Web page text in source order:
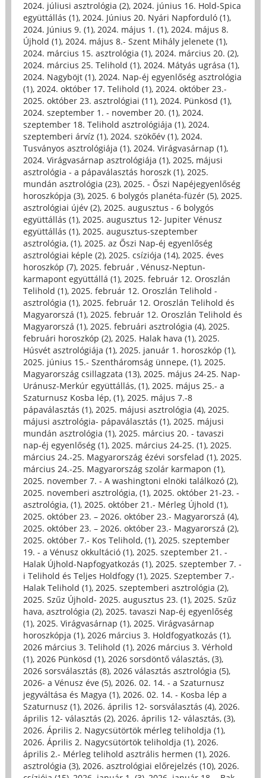
2024. júliusi asztrológia (2), 2024. június 16. Hold-Spica
együttállás (1), 2024. Június 20. Nyári Napforduló (1),
2024. Június 9. (1), 2024. május 1. (1), 2024. május 8.
Újhold (1), 2024. május 8.- Szent Mihály jelenete (1),
2024. március 15. asztrológia (1), 2024. március 20. (2),
2024. március 25. Telihold (1), 2024. Mátyás ugrása (1),
2024. Nagyböjt (1), 2024. Nap-éj egyenlőség asztrológia
(1), 2024. október 17. Telihold (1), 2024. október 23.-
2025. október 23. asztrológiai (11), 2024. Pünkösd (1),
2024. szeptember 1. - november 20. (1), 2024.
szeptember 18. Telihold asztrológiája (1), 2024.
szeptemberi árvíz (1), 2024. szökőév (1), 2024.
Tusványos asztrológiája (1), 2024. Virágvasárnap (1),
2024. Virágvasárnap asztrológiája (1), 2025, májusi
asztrológia - a pápaválasztás horoszk (1), 2025.
mundán asztrológia (23), 2025. - Őszi Napéjegyenlőség
horoszkópja (3), 2025. 6 bolygós planéta-füzér (5), 2025.
asztrológiai újév (2), 2025. augusztus - 6 bolygós
együttállás (1), 2025. augusztus 12- Jupiter Vénusz
együttállás (1), 2025. augusztus-szeptember
asztrológia, (1), 2025. az Őszi Nap-éj egyenlőség
asztrológiai képle (2), 2025. csíziója (14), 2025. éves
horoszkóp (7), 2025. február , Vénusz-Neptun-
karmapont együttállá (1), 2025. február 12. Oroszlán
Telihold (1), 2025. február 12. Oroszlán Telihold -
asztrológia (1), 2025. február 12. Oroszlán Telihold és
Magyarorszá (1), 2025. február 12. Oroszlán Telihold és
Magyarorszá (1), 2025. februári asztrológia (4), 2025.
februári horoszkóp (2), 2025. Halak hava (1), 2025.
Húsvét asztrológiája (1), 2025. január 1. horoszkóp (1),
2025. június 15.- Szentháromság ünnepe, (1), 2025.
Magyarország csillagzata (13), 2025. május 24-25. Nap-
Uránusz-Merkúr együttállás, (1), 2025. május 25.- a
Szaturnusz Kosba lép, (1), 2025. május 7.-8
pápaválasztás (1), 2025. májusi asztrológia (4), 2025.
májusi asztrológia- pápaválasztás (1), 2025. májusi
mundán asztrológia (1), 2025. március 20. - tavaszi
nap-éj egyenlőség (1), 2025. március 24-25. (1), 2025.
március 24.-25. Magyarország ézévi sorsfelad (1), 2025.
március 24.-25. Magyarország szolár karmapon (1),
2025. november 7. - A washingtoni elnöki találkozó (2),
2025. novemberi asztrológia, (1), 2025. október 21-23. -
asztrológia, (1), 2025. október 21.- Mérleg Újhold (1),
2025. október 23. – 2026. október 23.- Magyarorszá (4),
2025. október 23. – 2026. október 23.- Magyarorszá (2),
2025. október 7.- Kos Telihold, (1), 2025. szeptember
19. - a Vénusz okkultáció (1), 2025. szeptember 21. -
Halak Újhold-Napfogyatkozás (1), 2025. szeptember 7. -
i Telihold és Teljes Holdfogy (1), 2025. Szeptember 7.-
Halak Telihold (1), 2025. szeptemberi asztrológia (2),
2025. Szűz Újhold- 2025. augusztus 23. (1), 2025. Szűz
hava, asztrológia (2), 2025. tavaszi Nap-éj egyenlőség
(1), 2025. Virágvasárnap (1), 2025. Virágvasárnap
horoszkópja (1), 2026 március 3. Holdfogyatkozás (1),
2026 március 3. Telihold (1), 2026 március 3. Vérhold
(1), 2026 Pünkösd (1), 2026 sorsdöntő választás, (3),
2026 sorsválasztás (8), 2026 választás asztrológia (5),
2026- a Vénusz éve (5), 2026. 02. 14. - a Szaturnusz
jegyváltása és Magya (1), 2026. 02. 14. - Kosba lép a
Szaturnusz (1), 2026. április 12- sorsválasztás (4), 2026.
április 12- választás (2), 2026. április 12- választás, (3),
2026. Április 2. Nagycsütörtök mérleg teliholdja (1),
2026. Április 2. Nagycsütörtök teliholdja (1), 2026.
április 2.- Mérleg telihold asztrális hermen (1), 2026.
asztrológia (3), 2026. asztrológiai előrejelzés (10), 2026.